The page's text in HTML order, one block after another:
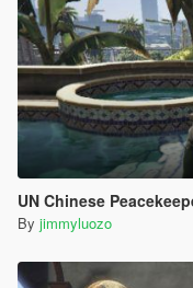
UN Chinese
By jimmyluozo